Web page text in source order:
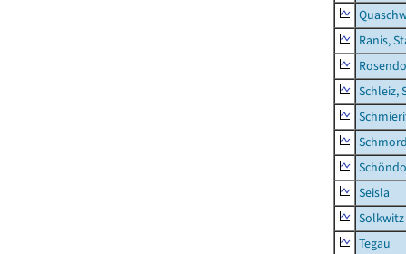
Ranis,
Schleiz,
Seisla
Solkwitz
Tegau